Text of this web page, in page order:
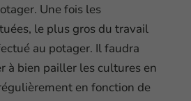
Une fois les
le plus gros du travail
au potager. Il faudra
à bien pailler les cultures en
en fonction de